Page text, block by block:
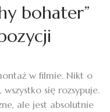
bohater”
w filmie. Nikt o
się rozsypuje.
ale jest absolutnie